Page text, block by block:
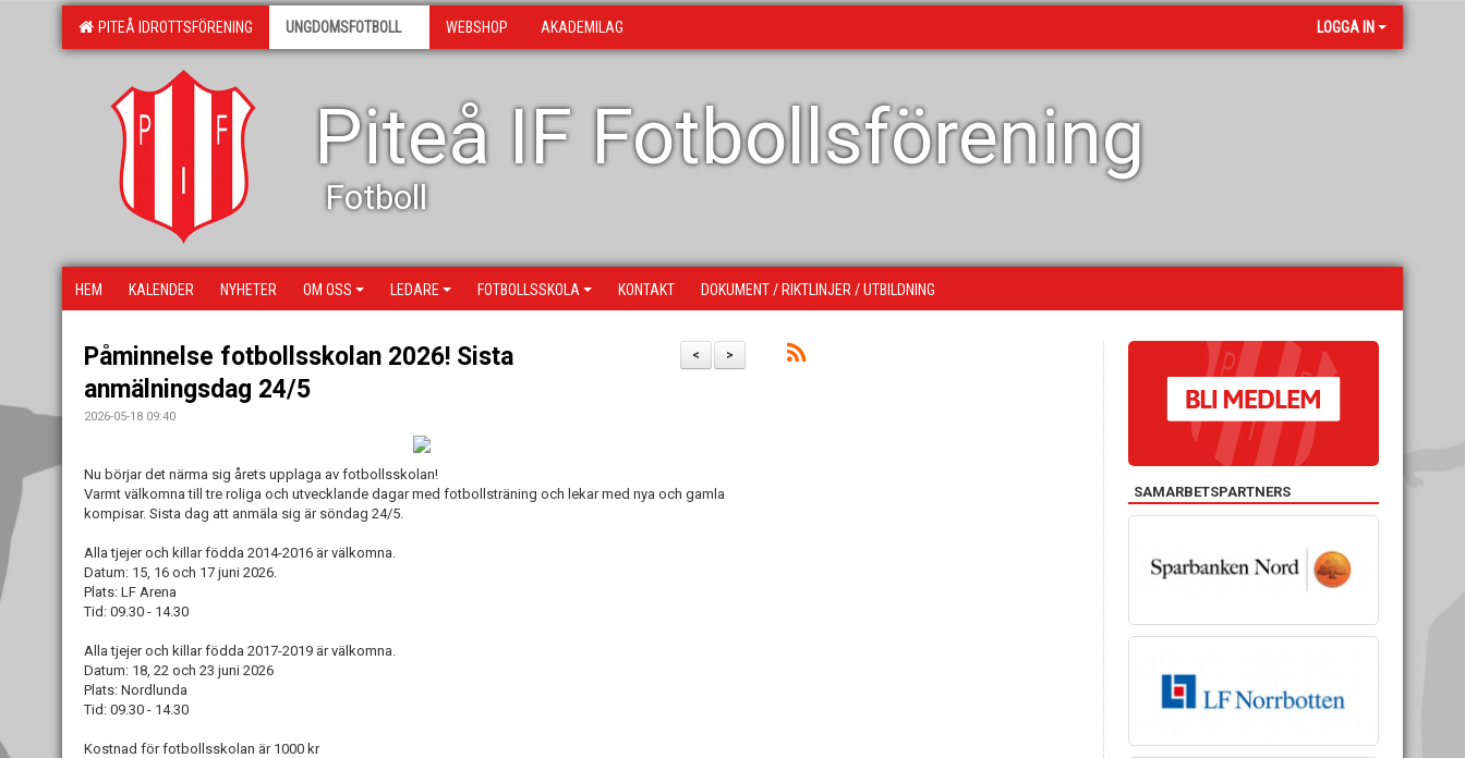
PITEÅ IDROTTSFÖRENING UNGDOMSFOTBOLL WEBSHOP AKADEMILAG LOGGA IN
Piteå IF Fotbollsförening
Fotboll
HEM KALENDER NYHETER OM OSS LEDARE FOTBOLLSSKOLA KONTAKT DOKUMENT / RIKTLINJER / UTBILDNING
>
<
Påminnelse fotbollsskolan 2026! Sista
anmälningsdag 24/5
2026-05-18 09:40
Nu börjar det närma sig årets upplaga av fotbollsskolan!
Varmt välkomna till tre roliga och utvecklande dagar med fotbollsträning och lekar med nya och gamla
kompisar. Sista dag att anmäla sig är söndag 24/5.
Alla tjejer och killar födda 2014-2016 är välkomna.
Datum: 15, 16 och 17 juni 2026.
Plats: LF Arena
Tid: 09.30 - 14.30
Alla tjejer och killar födda 2017-2019 är välkomna.
Datum: 18, 22 och 23 juni 2026
Plats: Nordlunda
Tid: 09.30 - 14.30
Kostnad för fotbollsskolan är 1000 kr
SAMARBETSPARTNERS